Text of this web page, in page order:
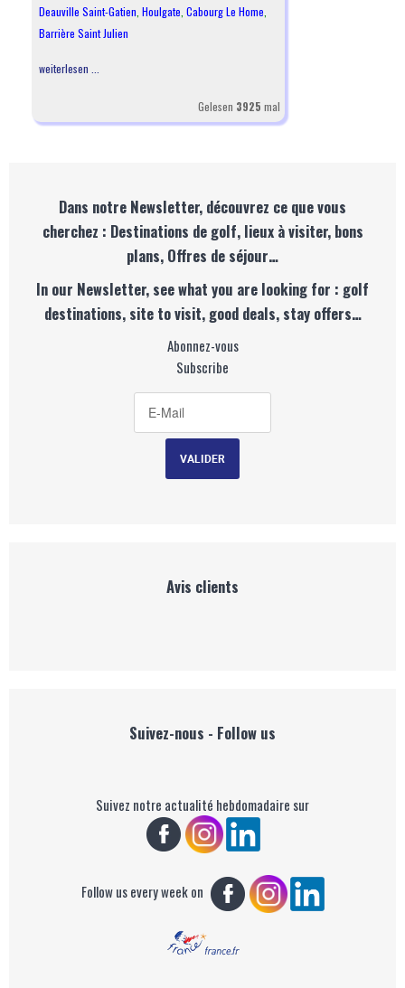
Deauville Saint-Gatien Houlgate Cabourg Le Home
Barrière Saint Julien
weiterlesen ...
Gelesen 3925 mal
Dans notre Newsletter, découvrez ce que vous
cherchez : Destinations de golf, lieux à visiter, bons
plans, Offres de séjour…
In our Newsletter, see what you are looking for : golf
destinations, site to visit, good deals, stay offers…
Abonnez-vous
Subscribe
Avis clients
Suivez-nous - Follow us
Suivez notre actualité hebdomadaire sur
Follow us every week on